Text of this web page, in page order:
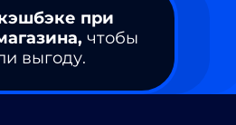
при
чтобы
выгоду.